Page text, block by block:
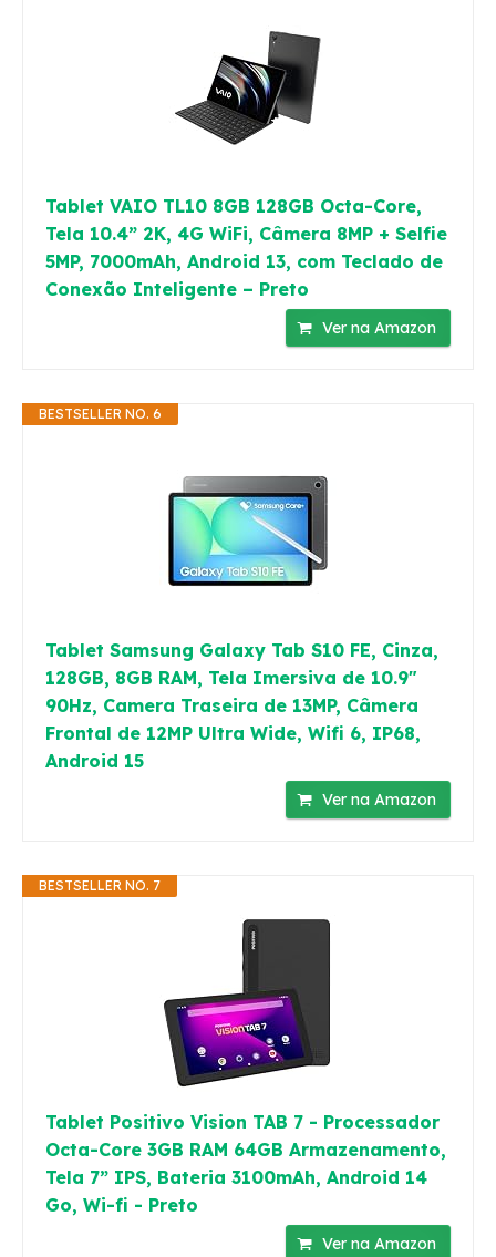
Tablet VAIO TL10 8GB 128GB Octa-Core,
Tela 10.4” 2K, 4G WiFi, Câmera 8MP + Selfie
5MP, 7000mAh, Android 13, com Teclado de
Conexão Inteligente – Preto
Ver na Amazon
BESTSELLER NO. 6
Tablet Samsung Galaxy Tab S10 FE, Cinza,
128GB, 8GB RAM, Tela Imersiva de 10.9"
90Hz, Camera Traseira de 13MP, Câmera
Frontal de 12MP Ultra Wide, Wifi 6, IP68,
Android 15
Ver na Amazon
BESTSELLER NO. 7
Tablet Positivo Vision TAB 7 - Processador
Octa-Core 3GB RAM 64GB Armazenamento,
Tela 7” IPS, Bateria 3100mAh, Android 14
Go, Wi-fi - Preto
Ver na Amazon